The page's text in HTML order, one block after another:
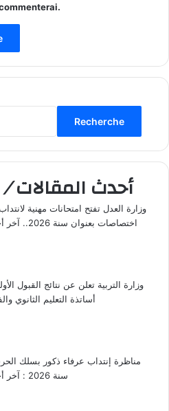
Recherche
/أحدث المقالات
اختصاصات بعنوان سنة 2026.. آخر أجل 28 أوت 2026
وزارة التربية تعلن عن نتائج القبول
أساتذة التعليم الثانوي
مناظرة إنتداب عرفاء ذكور بسلك
سنة 2026 : آخر أجل 24 أوت 2026